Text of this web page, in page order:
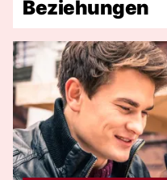
Beziehungen